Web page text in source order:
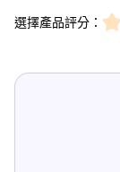
選擇產品評分：